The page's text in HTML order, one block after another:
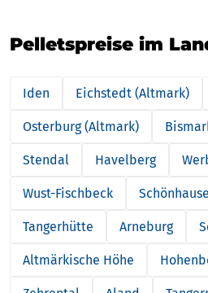
Pelletspreise im
Iden Eichstedt (Altmark)
Osterburg (Altmark)
Stendal Havelberg
Wust-Fischbeck
Tangerhütte Arneburg
Altmärkische Höhe